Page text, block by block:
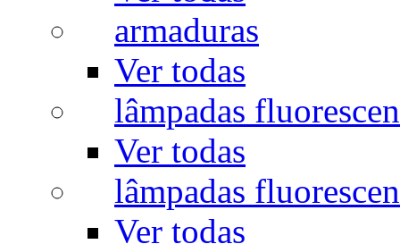
armaduras
Ver todas
lâmpadas
Ver todas
lâmpadas
Ver todas